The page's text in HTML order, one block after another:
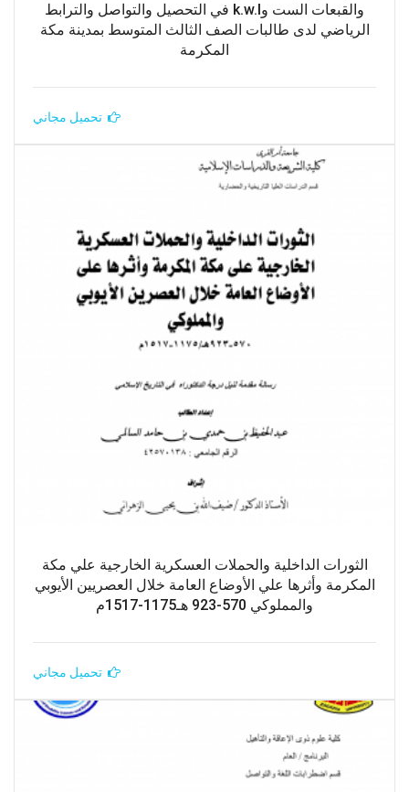
والقبعات الست وk.w.l في التحصيل والتواصل والترابط
الرياضي لدى طالبات الصف الثالث المتوسط بمدينة مكة
المكرمة
تحميل مجاني
الثورات الداخلية والحملات العسكرية الخارجية علي مكة
المكرمة وأثرها علي الأوضاع العامة خلال العصريين الأيوبي
والمملوكي 570-923 هـ1175-1517م
تحميل مجاني